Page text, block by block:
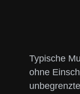
Typische
ohne